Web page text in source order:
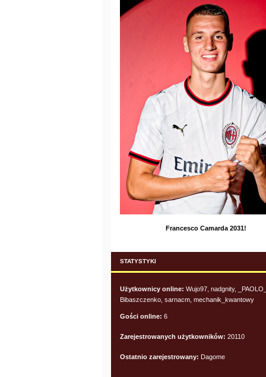
Francesco Camarda 2031!
STATYSTYKI
Użytkownicy online: Wujo97, nadgnity, _PAOLO_,
Bibaszczenko, sarnacm, mechanik_kwantowy
Gości online: 6
Zarejestrowanych użytkowników: 20110
Ostatnio zarejestrowany: Dagome